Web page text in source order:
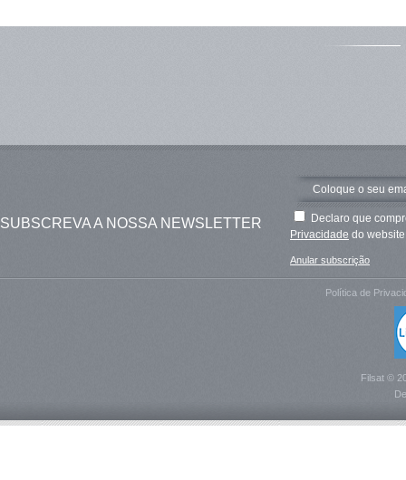
SUBSCREVA A NOSSA NEWSLETTER
Declaro que
Privacidade do
Anular subscrição
Política de
Filsat ©